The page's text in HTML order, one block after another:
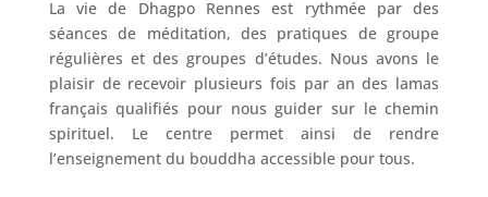
La vie de Dhagpo Rennes est rythmée par des
séances de méditation, des pratiques de groupe
régulières et des groupes d’études. Nous avons le
plaisir de recevoir plusieurs fois par an des lamas
français qualifiés pour nous guider sur le chemin
spirituel. Le centre permet ainsi de rendre
l’enseignement du bouddha accessible pour tous.